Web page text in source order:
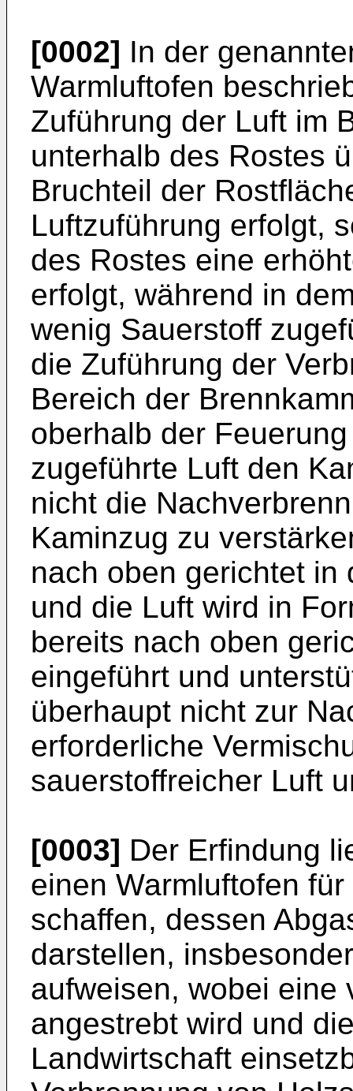
[0002] In der
Warmluftofen
Zuführung der Luft im
unterhalb des Rostes
Bruchteil der
Luftzuführung erfolgt,
des Rostes eine
erfolgt, während in
wenig Sauerstoff
die Zuführung der
Bereich der
oberhalb der
zugeführte Luft den
nicht die
Kaminzug zu
nach oben gerichtet in
und die Luft wird in
bereits nach oben
eingeführt und
überhaupt nicht zur
erforderliche
sauerstoffreicher Luft
[0003] Der Erfindung
einen Warmluftofen
schaffen, dessen
darstellen,
aufweisen, wobei eine
angestrebt wird und
Landwirtschaft